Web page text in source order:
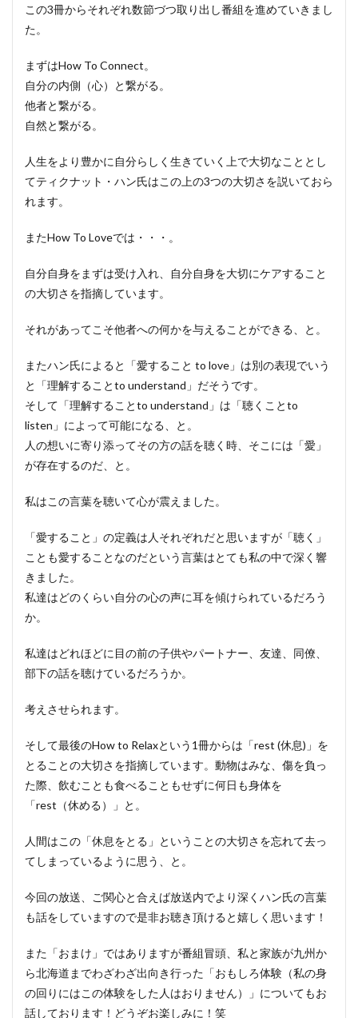
この3冊からそれぞれ数節づつ取り出し番組を進めていきまし
た。
まずはHow To Connect。
自分の内側（心）と繋がる。
他者と繋がる。
自然と繋がる。
人生をより豊かに自分らしく生きていく上で大切なこととし
てティクナット・ハン氏はこの上の3つの大切さを説いておら
れます。
またHow To Loveでは・・・。
自分自身をまずは受け入れ、自分自身を大切にケアすること
の大切さを指摘しています。
それがあってこそ他者への何かを与えることができる、と。
またハン氏によると「愛すること to love」は別の表現でいう
と「理解することto understand」だそうです。
そして「理解することto understand」は「聴くことto
listen」によって可能になる、と。
人の想いに寄り添ってその方の話を聴く時、そこには「愛」
が存在するのだ、と。
私はこの言葉を聴いて心が震えました。
「愛すること」の定義は人それぞれだと思いますが「聴く」
ことも愛することなのだという言葉はとても私の中で深く響
きました。
私達はどのくらい自分の心の声に耳を傾けられているだろう
か。
私達はどれほどに目の前の子供やパートナー、友達、同僚、
部下の話を聴けているだろうか。
考えさせられます。
そして最後のHow to Relaxという1冊からは「rest (休息)」を
とることの大切さを指摘しています。動物はみな、傷を負っ
た際、飲むことも食べることもせずに何日も身体を
「rest（休める）」と。
人間はこの「休息をとる」ということの大切さを忘れて去っ
てしまっているように思う、と。
今回の放送、ご関心と合えば放送内でより深くハン氏の言葉
も話をしていますので是非お聴き頂けると嬉しく思います！
また「おまけ」ではありますが番組冒頭、私と家族が九州か
ら北海道までわざわざ出向き行った「おもしろ体験（私の身
の回りにはこの体験をした人はおりません）」についてもお
話しております！どうぞお楽しみに！笑